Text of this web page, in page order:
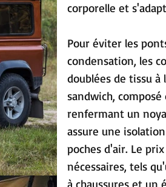
corporelle et
Pour éviter les
condensation, les
doublées de tissu
sandwich,
renfermant un
assure une
poches d'air. Le
nécessaires, tels